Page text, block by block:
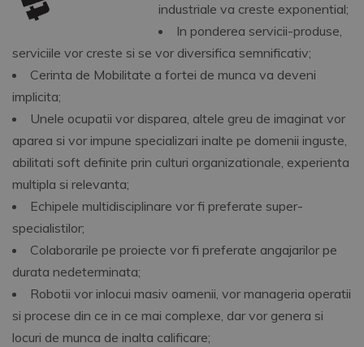
industriale va creste exponential;
In ponderea servicii-produse,
serviciile vor creste si se vor diversifica semnificativ;
Cerinta de Mobilitate a fortei de munca va deveni
implicita;
Unele ocupatii vor disparea, altele greu de imaginat vor
aparea si vor impune specializari inalte pe domenii inguste,
abilitati soft definite prin culturi organizationale, experienta
multipla si relevanta;
Echipele multidisciplinare vor fi preferate super-
specialistilor;
Colaborarile pe proiecte vor fi preferate angajarilor pe
durata nedeterminata;
Robotii vor inlocui masiv oamenii, vor manageria operatii
si procese din ce in ce mai complexe, dar vor genera si
locuri de munca de inalta calificare;